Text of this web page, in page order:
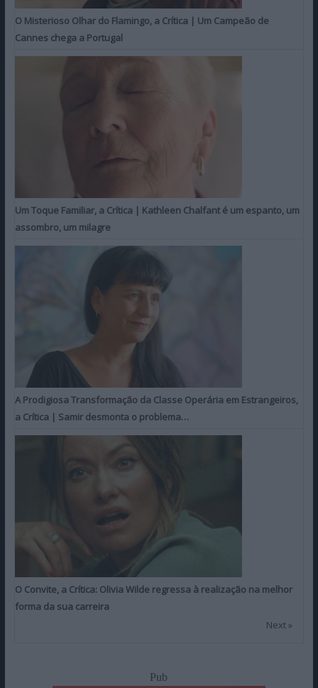
O Misterioso Olhar do Flamingo, a Crítica | Um Campeão de
Cannes chega a Portugal
Um Toque Familiar, a Crítica | Kathleen Chalfant é um espanto, um
assombro, um milagre
A Prodigiosa Transformação da Classe Operária em Estrangeiros,
a Crítica | Samir desmonta o problema…
O Convite, a Crítica: Olivia Wilde regressa à realização na melhor
forma da sua carreira
Next »
Pub